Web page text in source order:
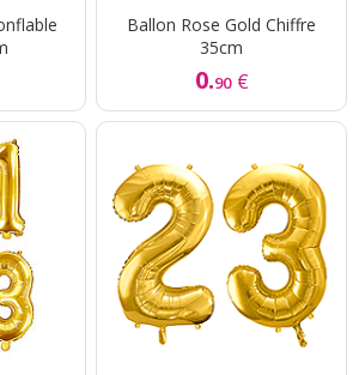
Ballon Rose Gold Chiffre
35cm
0.90 €